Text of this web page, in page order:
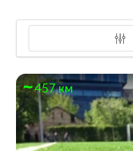
457 км